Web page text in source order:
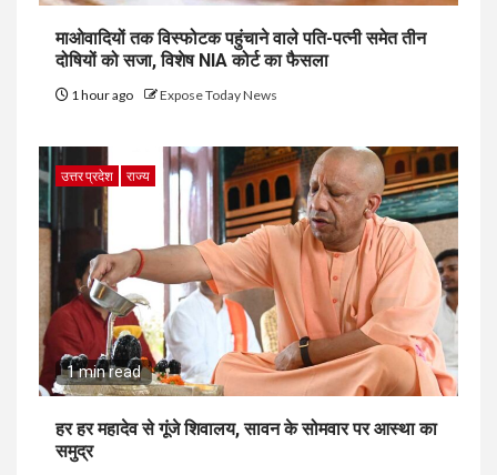
माओवादियों तक विस्फोटक पहुंचाने वाले पति-पत्नी समेत तीन
दोषियों को सजा, विशेष NIA कोर्ट का फैसला
1 hour ago Expose Today News
उत्तर प्रदेश राज्य
1 min read
हर हर महादेव से गूंजे शिवालय, सावन के सोमवार पर आस्था का
समुद्र